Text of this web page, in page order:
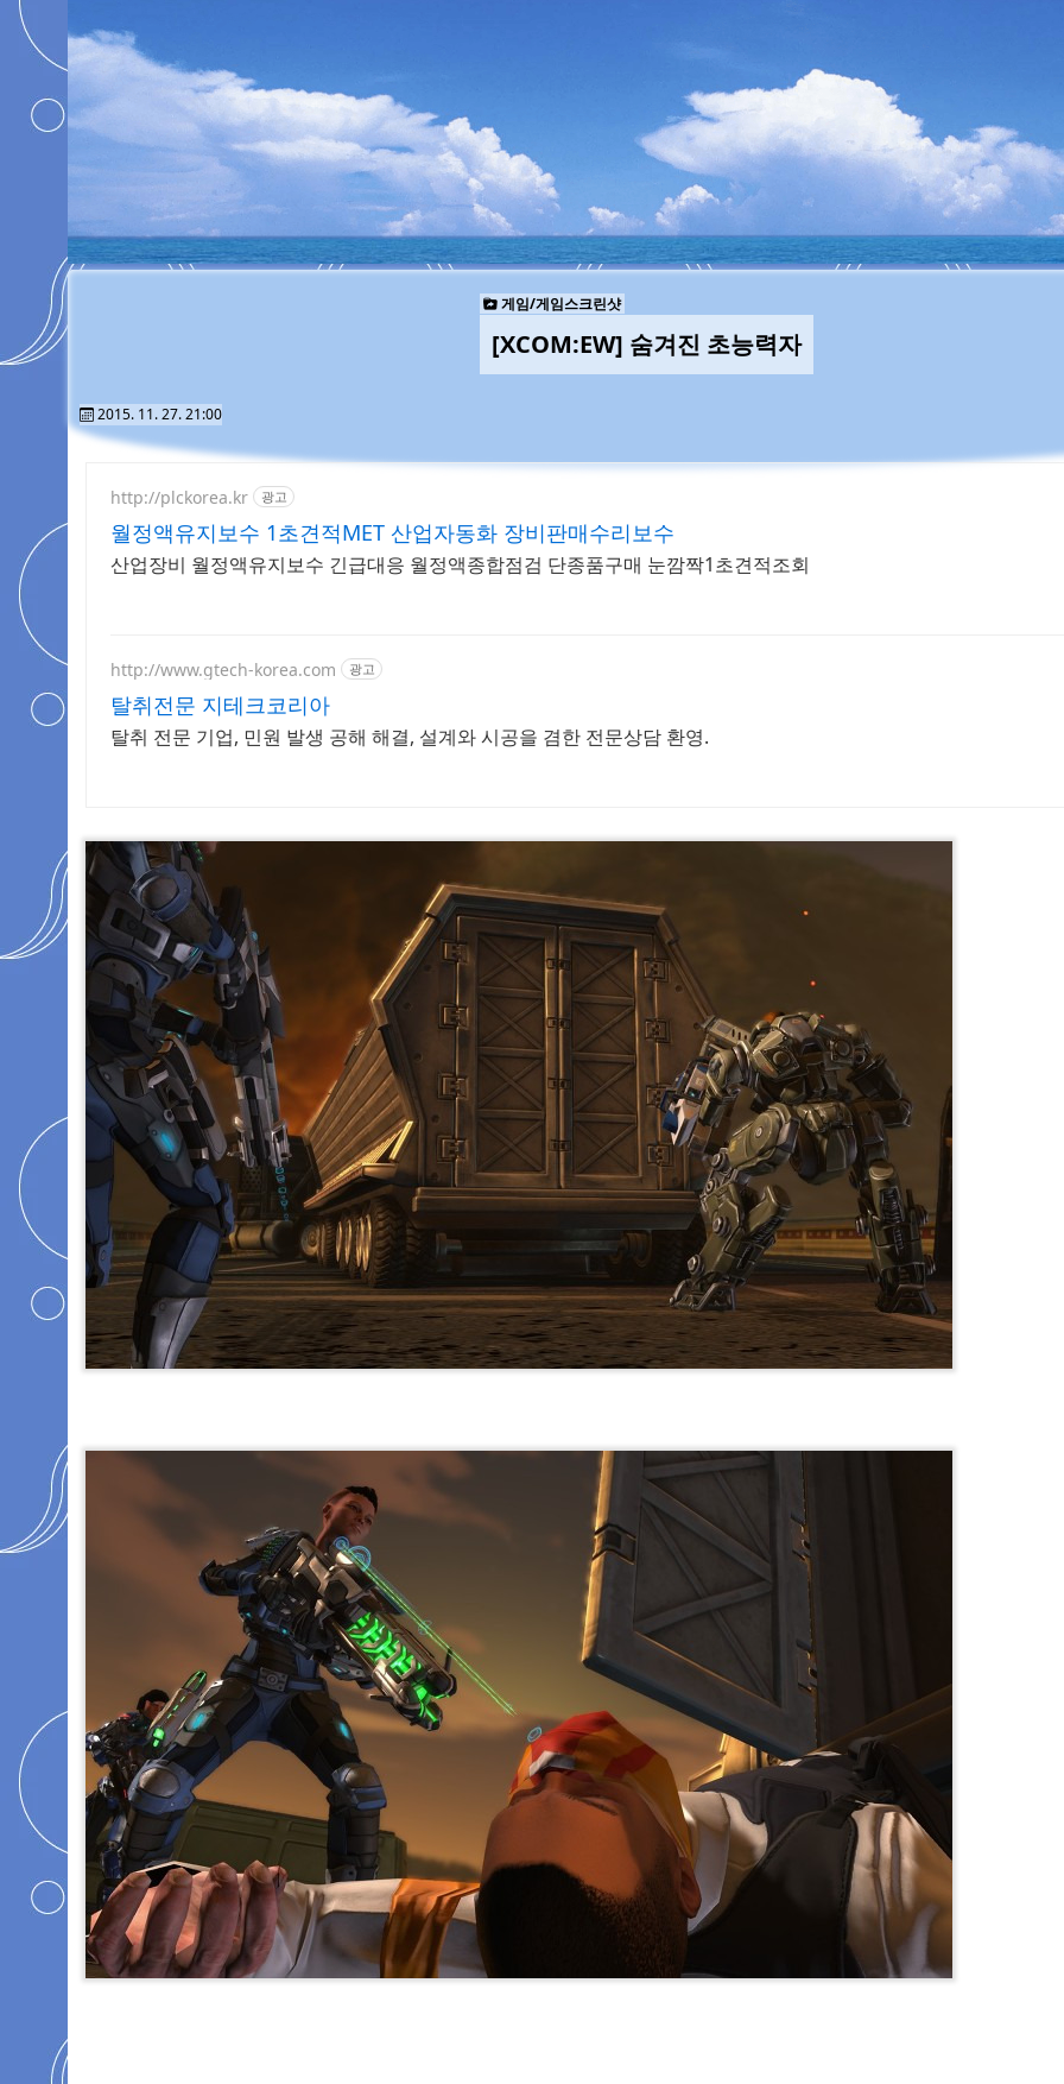
게임/게임스크린샷
[XCOM:EW] 숨겨진 초능력자
2015. 11. 27. 21:00
http://plckorea.kr 광고
월정액유지보수 1초견적MET 산업자동화 장비판매수리보수
산업장비 월정액유지보수 긴급대응 월정액종합점검 단종품구매 눈깜짝1초견적조회
http://www.gtech-korea.com 광고
탈취전문 지테크코리아
탈취 전문 기업, 민원 발생 공해 해결, 설계와 시공을 겸한 전문상담 환영.